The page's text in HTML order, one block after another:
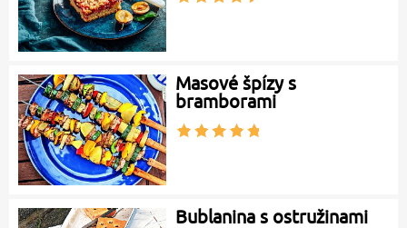
Masové špízy s
bramborami
Bublanina s ostružinami